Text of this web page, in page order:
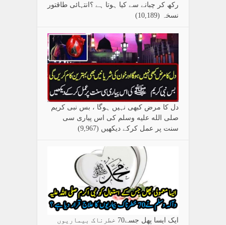
رکھ کر چبانے سے کیا ہوتا ہے ؟انتہائی طاقتور
نسخہ
(10,189)
دل کا مرض کبھی نہیں ہوگا ، بس نبی کریم
صلی الله علیه وسلم کی اس پیاری سی
سنت پر عمل کرکے دیکھیں (9,967)
ایک ایسا پھل جسے70 خطرناک بیماریوں